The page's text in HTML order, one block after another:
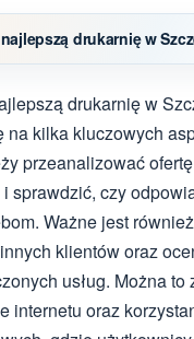
drukarnię w
drukarnię w
na kilka kluczowych
przeanalizować
sprawdzić, czy
Ważne jest
klientów oraz
usług. Można to
internetu oraz